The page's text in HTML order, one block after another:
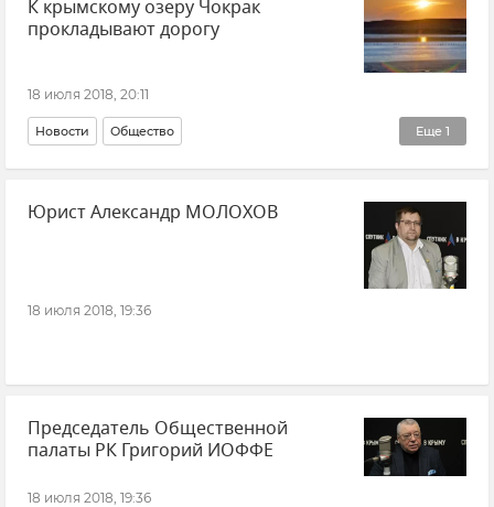
К крымскому озеру Чокрак
прокладывают дорогу
18 июля 2018, 20:11
Еще 1
Новости Общество
Реализация ФЦП в Крыму и Севастополе
Юрист Александр МОЛОХОВ
18 июля 2018, 19:36
Председатель Общественной
палаты РК Григорий ИОФФЕ
18 июля 2018, 19:36